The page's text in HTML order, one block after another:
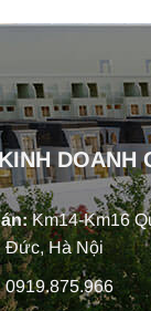
DOANH
Km14-Km16
Đức, Hà Nội
0919.875.966